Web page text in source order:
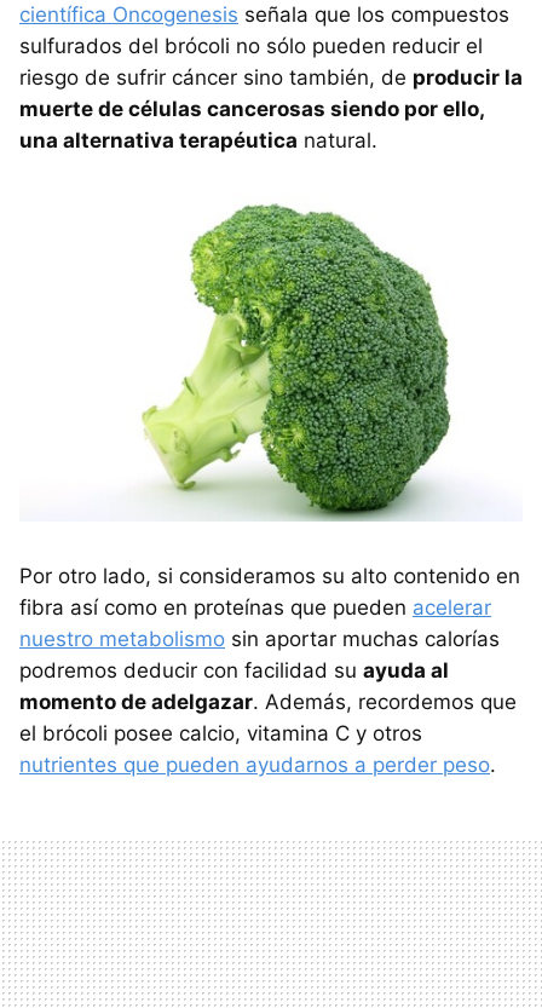
científica Oncogenesis señala que los compuestos
sulfurados del brócoli no sólo pueden reducir el
riesgo de sufrir cáncer sino también, de producir la
muerte de células cancerosas siendo por ello,
una alternativa terapéutica natural.
Por otro lado, si consideramos su alto contenido en
fibra así como en proteínas que pueden acelerar
nuestro metabolismo sin aportar muchas calorías
podremos deducir con facilidad su ayuda al
momento de adelgazar. Además, recordemos que
el brócoli posee calcio, vitamina C y otros
nutrientes que pueden ayudarnos a perder peso.